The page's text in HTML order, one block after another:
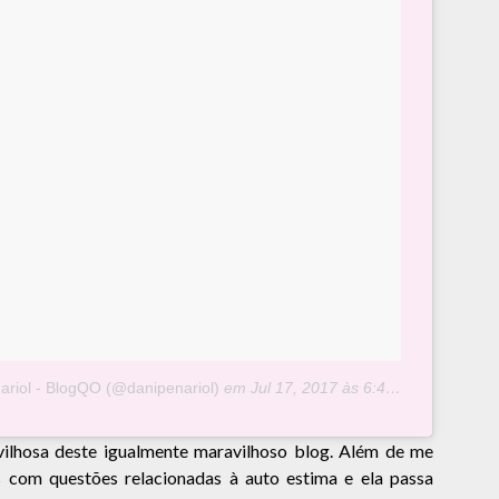
- BlogQO (@danipenariol) em Jul 17, 2017 às 6:41 PDT
deste igualmente maravilhoso blog. Além de me
questões relacionadas à auto estima e ela passa